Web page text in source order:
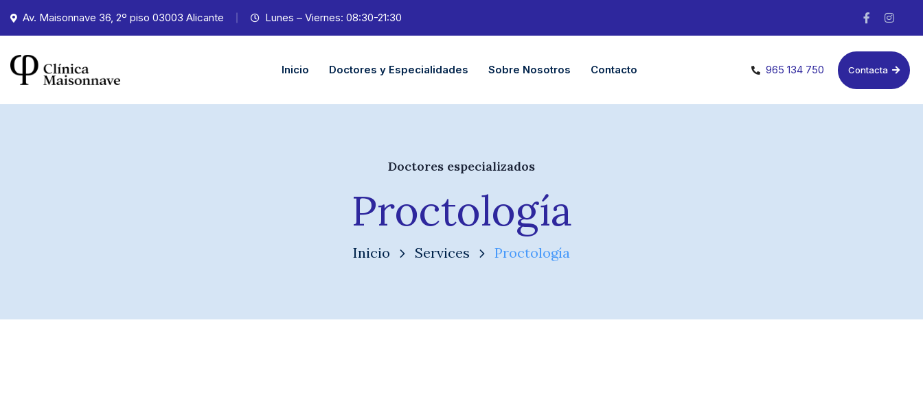
Av. Maisonnave 36, 2º piso 03003 Alicante Lunes – Viernes: 08:30-21:30
Inicio Doctores y Especialidades Sobre Nosotros Contacto 965 134 750 Contacta
Doctores especializados
Proctología
Inicio Services Proctología